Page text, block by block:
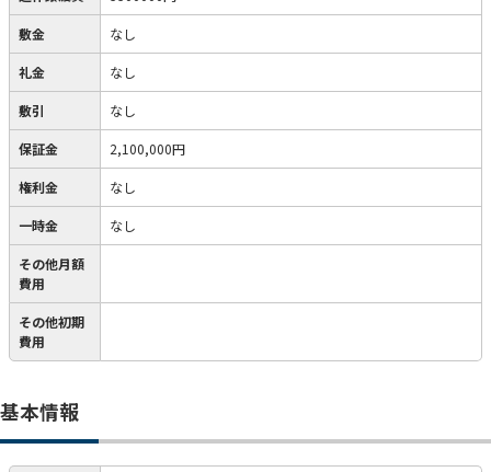
敷金 なし
礼金 なし
敷引 なし
保証金 2,100,000円
権利金 なし
一時金 なし
その他月額
費用
その他初期
費用
基本情報